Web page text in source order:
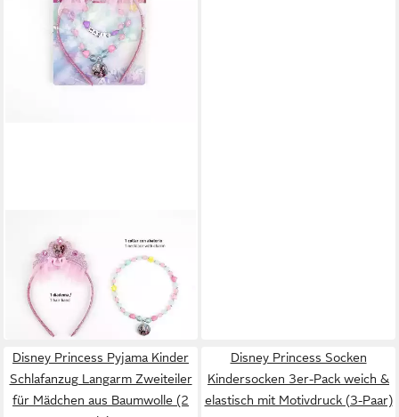
Schmuckset Disney Princess
Schmuckset 3-teiliges Set
Halskette, Armband & Ring
9,95 € 14,95 €
-33%
in 4-5 Werktagen bei dir
Disney Princess Pyjama Kinder
Schlafanzug Langarm Zweiteiler
für Mädchen aus Baumwolle (2
Disney Princess Socken
Kindersocken 3er-Pack weich &
elastisch mit Motivdruck (3-Paar)